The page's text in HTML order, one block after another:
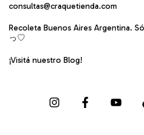
consultas@craquetienda.com
Recoleta Buenos Aires Argentina.
っ♡
¡Visitá nuestro Blog!